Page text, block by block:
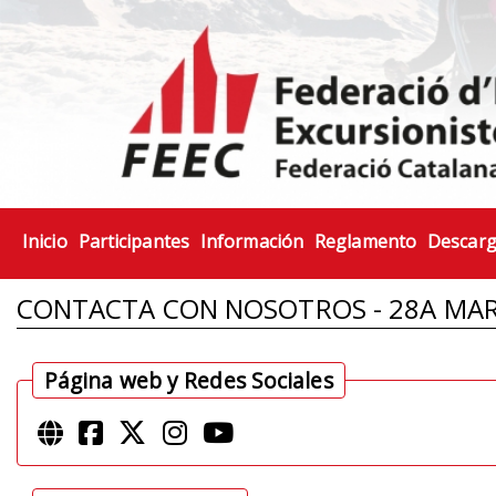
Inicio Participantes Información Reglamento
CONTACTA CON NOSOTROS - 28A
Página web y Redes Sociales